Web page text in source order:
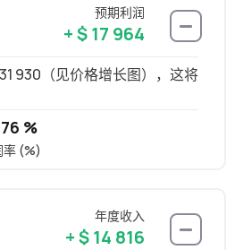
预期利润
+ $ 17 964
930（见价格增长图），这将
%
率 (%)
年度收入
+ $ 14 816